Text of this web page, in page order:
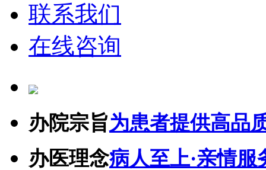
联系我们
在线咨询
办院宗旨为患者提供高品
办医理念病人至上·亲情服